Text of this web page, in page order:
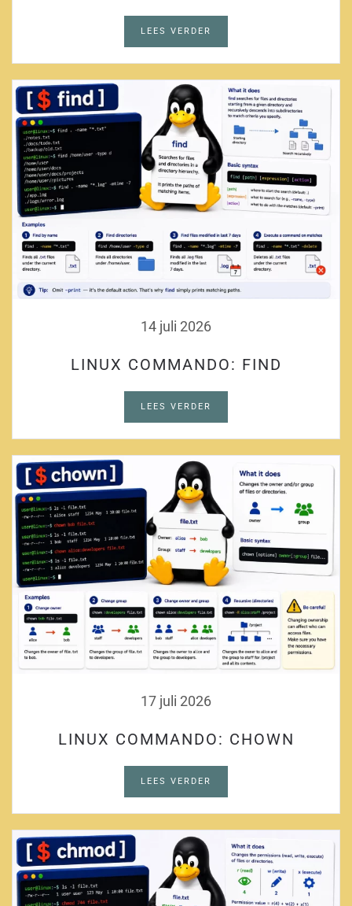
LEES VERDER
14 juli 2026
LINUX COMMANDO: FIND
LEES VERDER
17 juli 2026
LINUX COMMANDO: CHOWN
LEES VERDER